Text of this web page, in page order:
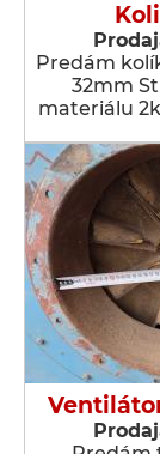
Predám
32mm
materiálu